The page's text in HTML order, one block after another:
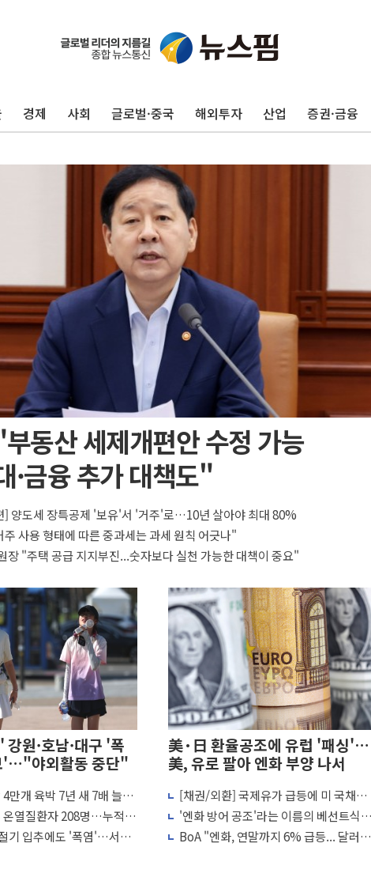
경제 사회 글로벌·중국 해외투자 산업 증권·금융
동산 세제개편안 수정 가능
·금융 추가 대책도"
] 양도세 장특공제 '보유'서 '거주'로…10년 살아야 최대 80%
사용 형태에 따른 중과세는 과세 원칙 어긋나"
장 "주택 공급 지지부진...숫자보다 실천 가능한 대책이 중요"
원·호남·대구 '폭
'…"야외활동 중단"
만개 육박 7년 새 7배 늘었
비는 8.6배 증가
온열질환자 208명…누적
가축 83만마리 폐사
기 입추에도 '폭염'…서울
美·日 환율공조에 유럽 '패싱'…
美, 유로 팔아 엔화 부양 나서
[채권/외환] 국제유가 급등에 미 국채금
리·달러 동반 상승…시장, 美 고용지표
촉각
'엔화 방어 공조'라는 이름의 베선트식
QE..."연준에 부담 가중"
BoA "엔화, 연말까지 6% 급등... 달러당
정지·5명 부상
대 투입
역 3년